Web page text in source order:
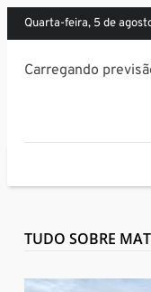
quarta-feira, 5 de
Carregando
TUDO SOBRE